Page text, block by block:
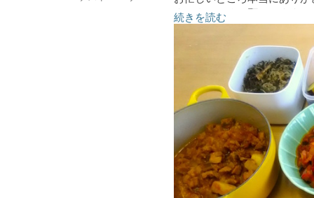
またよろしくお願いします。
●コールスローサラダ
●白菜煮浸し
●おでん風煮物
●お野菜と高野豆腐のカレー
●豆腐と野菜の揚げ出し
●ラタトイユ
●さつまいも甘煮
●れんこんきんぴら
●しらたきと切り昆布炒め煮
●大豆ミートのから揚げ
続きを読む